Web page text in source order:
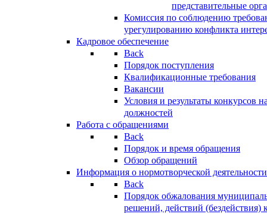
представительные
Комиссия по соблюдению
урегулированию конфликта
Кадровое обеспечение
Back
Порядок поступления
Квалификационные требования
Вакансии
Условия и результаты конкурсов
должностей
Работа с обращениями
Back
Порядок и время обращения
Обзор обращений
Информация о нормотворческой деятельности
Back
Порядок обжалования
решений, действий (бездействия)